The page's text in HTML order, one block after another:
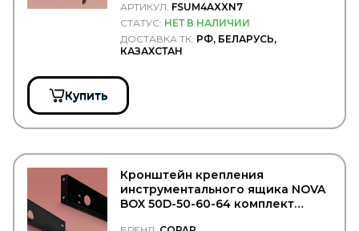
ELEMENT
ENEOS
Enterprise
Epistar
EPSILON
ERGON
ERICH JAEGER
ERREVI
ESCO
ETP
АРТИКУЛ: FSUM4AXXN7
СТАТУС: НЕТ В НАЛИЧИИ
ДОСТАВКА ТК: РФ, БЕЛАРУСЬ,
КАЗАХСТАН
Купить
Кронштейн крепления
инструментального ящика NOVA
BOX 50D-50-60-64 комплект